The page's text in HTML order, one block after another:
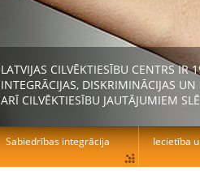
LATVIJAS CILVĒKTIESĪBU CENTRS
INTEGRĀCIJAS, DISKRIMINĀCIJAS
ARĪ CILVĒKTIESĪBU JAUTĀJUMIEM
Sabiedrības integrācija Iecietība